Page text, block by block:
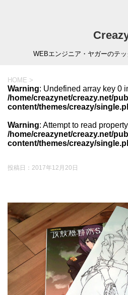
WEBエンジニア・ヤガーのテ
HOME >
Warning: Undefined array key 0
/home/creazynet/creazy.net/
content/themes/creazy/
Warning: Attempt to read
/home/creazynet/creazy.net/
content/themes/creazy/
投稿日： 2017年12月20日